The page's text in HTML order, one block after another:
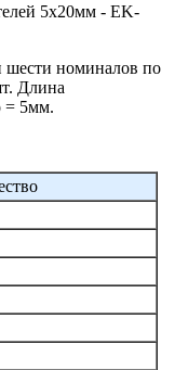
5х20мм - EK-
шести номиналов по
Длина
= 5мм.